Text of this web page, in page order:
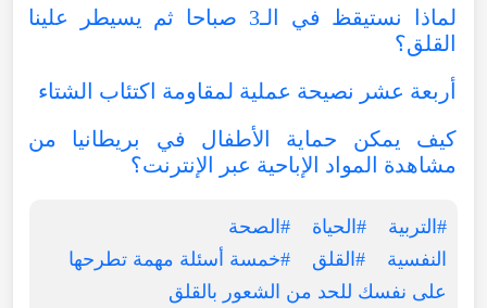
لماذا نستيقظ في الـ3 صباحا ثم يسيطر علينا
القلق؟
أربعة عشر نصيحة عملية لمقاومة اكتئاب الشتاء
كيف يمكن حماية الأطفال في بريطانيا من
مشاهدة المواد الإباحية عبر الإنترنت؟
#التربية #الحياة
#الصحة
النفسية
#القلق
#خمسة أسئلة مهمة تطرحها
على نفسك للحد من الشعور بالقلق